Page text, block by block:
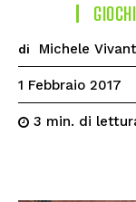
di Michele
1 Febbraio 2017
3 min. di